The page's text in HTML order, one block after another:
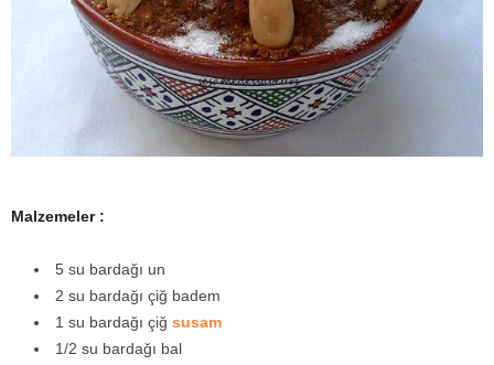
Malzemeler :
5 su bardağı un
2 su bardağı çiğ badem
1 su bardağı çiğ susam
1/2 su bardağı bal